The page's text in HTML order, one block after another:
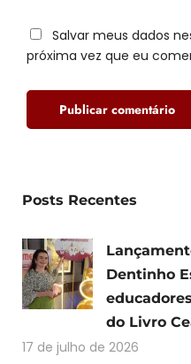
Salvar meus dados
próxima vez que eu
Posts Recentes
Dentinho
do Livro
17 de julho de 2026